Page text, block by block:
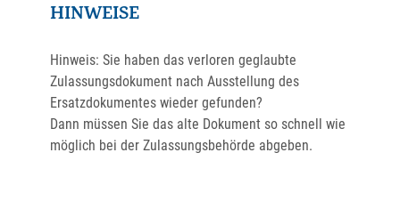
HINWEISE
Hinweis: Sie haben das verloren geglaubte
Zulassungsdokument nach Ausstellung des
Ersatzdokumentes wieder gefunden?
Dann müssen Sie das alte Dokument so schnell wie
möglich bei der Zulassungsbehörde abgeben.